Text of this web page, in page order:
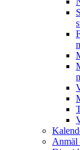
Anmäl